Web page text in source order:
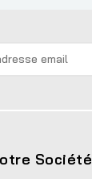
Société